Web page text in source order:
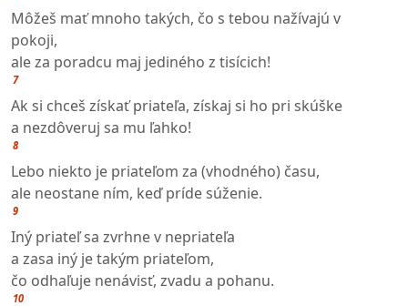
Môžeš mať mnoho takých, čo s tebou nažívajú v
pokoji,
ale za poradcu maj jediného z tisícich!
7
Ak si chceš získať priateľa, získaj si ho pri skúške
a nezdôveruj sa mu ľahko!
8
Lebo niekto je priateľom za (vhodného) času,
ale neostane ním, keď príde súženie.
9
Iný priateľ sa zvrhne v nepriateľa
a zasa iný je takým priateľom,
čo odhaľuje nenávisť, zvadu a pohanu.
10